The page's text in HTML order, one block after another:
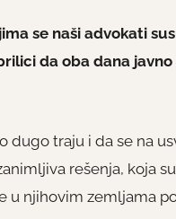
se naši advokati
da oba dana
dugo traju i da se na
rešenja, koja
u njihovim zemljama